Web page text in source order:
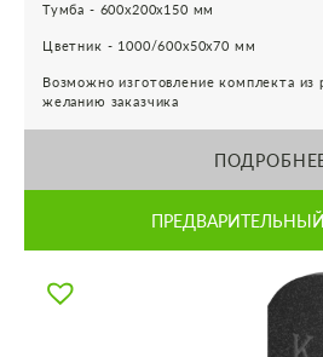
Тумба - 600х200х150 мм
Цветник - 1000/600х50х70 мм
Возможно изготовление комплекта из
желанию заказчика